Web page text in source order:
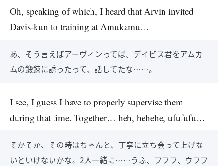
Oh, speaking of which, I heard that Arvin invited
Davis-kun to training at Amukamu…
あ、そう言えばアーヴィンってば、デイビス君をアムカ
ムの鍛錬に誘ったって、話してたな……。
I see, I guess I have to properly supervise them
during that time. Together… heh, hehehe, ufufufu…
そかそか、その時はちゃんと、丁寧に立ち会って上げな
いといけないかな。2人一緒に……うふ、フフフ、ウフフ